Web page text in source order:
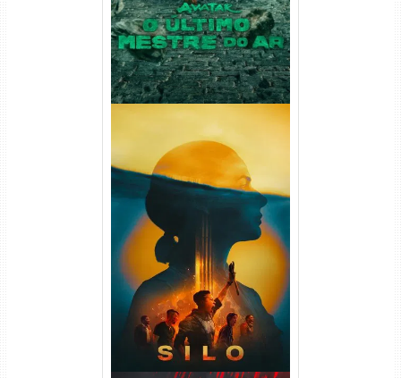
Silo 2ª Temporada (2024)
WEB-DL 1080p Dual Áudio